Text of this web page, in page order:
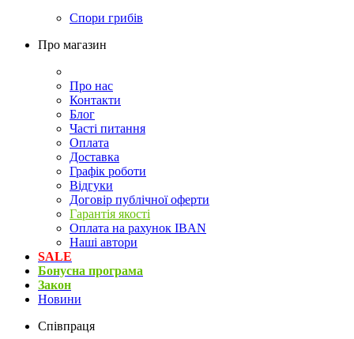
Спори грибів
Про магазин
Про нас
Контакти
Блог
Часті питання
Оплата
Доставка
Графік роботи
Відгуки
Договір публічної оферти
Гарантія якості
Оплата на рахунок IBAN
Наші автори
SALE
Бонусна програма
Закон
Новини
Співпраця